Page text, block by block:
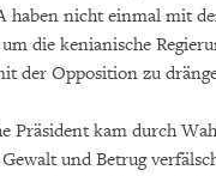
haben nicht einmal mit
die kenianische
der Opposition zu
Präsident kam durch
und Betrug